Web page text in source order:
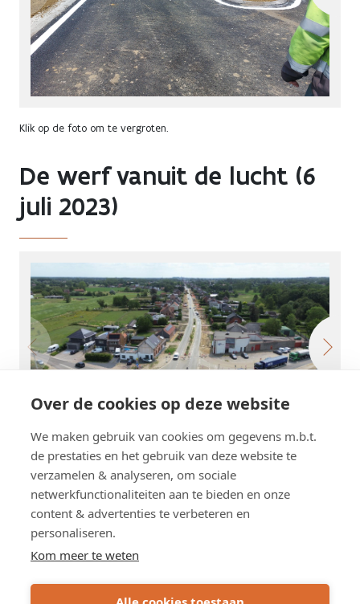
Over de cookies op deze website
We maken gebruik van cookies om gegevens m.b.t.
de prestaties en het gebruik van deze website te
verzamelen & analyseren, om sociale
netwerkfunctionaliteiten aan te bieden en onze
content & advertenties te verbeteren en
personaliseren.
Kom meer te weten
Klik op de foto om te vergroten.
De werf vanuit de lucht (6
juli 2023)
Klik op de foto om te vergroten.
Schrijf u in op de nieuwsbrief
Subscribe